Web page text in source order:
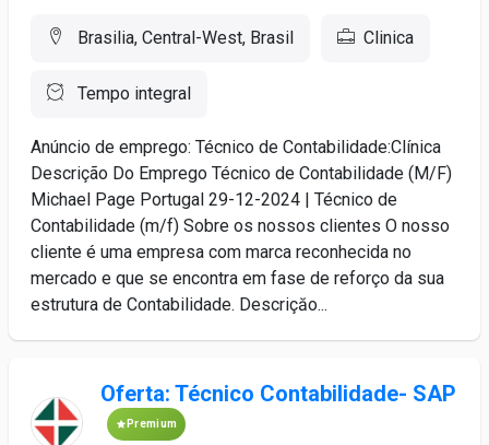
Brasilia, Central-West, Brasil Clinica
Tempo integral
Anúncio de emprego: Técnico de Contabilidade:Clínica
Descrição Do Emprego Técnico de Contabilidade (M/F)
Michael Page Portugal 29-12-2024 | Técnico de
Contabilidade (m/f) Sobre os nossos clientes O nosso
cliente é uma empresa com marca reconhecida no
mercado e que se encontra em fase de reforço da sua
estrutura de Contabilidade. Descriçăo...
Oferta: Técnico Contabilidade- SAP
Premium